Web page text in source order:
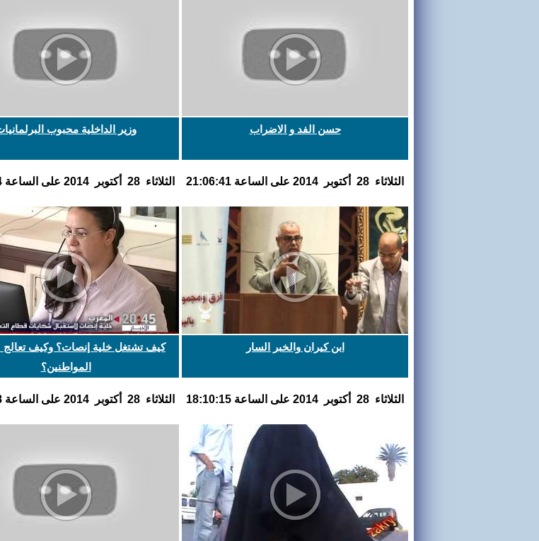
حسن الفد و الاضراب
الثلاثاء 28 أكتوبر 2014 على الساعة 21:06:41
وزير الداخلية محبوب
الثلاثاء 28 أكتوبر 2014 على الساعة 19:06:04
ابن كيران والخبر السار
الثلاثاء 28 أكتوبر 2014 على الساعة 18:10:15
كيف تشتغل خلية إنصات؟ وكيف تعالج
المواطنين؟
الثلاثاء 28 أكتوبر 2014 على الساعة 18:08:48